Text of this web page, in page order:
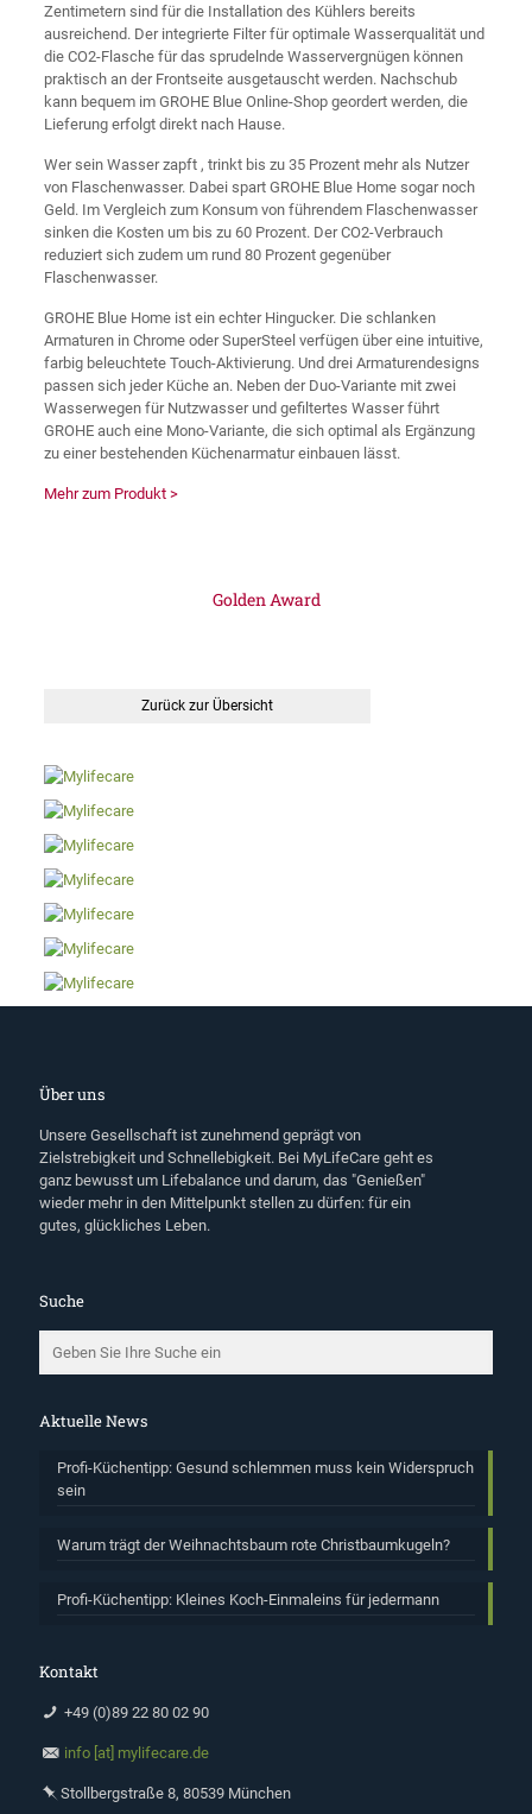
Zentimetern sind für die Installation des Kühlers bereits
ausreichend. Der integrierte Filter für optimale Wasserqualität und
die CO2-Flasche für das sprudelnde Wasservergnügen können
praktisch an der Frontseite ausgetauscht werden. Nachschub
kann bequem im GROHE Blue Online-Shop geordert werden, die
Lieferung erfolgt direkt nach Hause.
Wer sein Wasser zapft , trinkt bis zu 35 Prozent mehr als Nutzer
von Flaschenwasser. Dabei spart GROHE Blue Home sogar noch
Geld. Im Vergleich zum Konsum von führendem Flaschenwasser
sinken die Kosten um bis zu 60 Prozent. Der CO2-Verbrauch
reduziert sich zudem um rund 80 Prozent gegenüber
Flaschenwasser.
GROHE Blue Home ist ein echter Hingucker. Die schlanken
Armaturen in Chrome oder SuperSteel verfügen über eine intuitive,
farbig beleuchtete Touch-Aktivierung. Und drei Armaturendesigns
passen sich jeder Küche an. Neben der Duo-Variante mit zwei
Wasserwegen für Nutzwasser und gefiltertes Wasser führt
GROHE auch eine Mono-Variante, die sich optimal als Ergänzung
zu einer bestehenden Küchenarmatur einbauen lässt.
Mehr zum Produkt >
Golden Award
Zurück zur Übersicht
Über uns
Unsere Gesellschaft ist zunehmend geprägt von
Zielstrebigkeit und Schnellebigkeit. Bei MyLifeCare geht es
ganz bewusst um Lifebalance und darum, das "Genießen"
wieder mehr in den Mittelpunkt stellen zu dürfen: für ein
gutes, glückliches Leben.
Suche
Aktuelle News
Profi-Küchentipp: Gesund schlemmen muss kein Widerspruch
sein
Warum trägt der Weihnachtsbaum rote Christbaumkugeln?
Profi-Küchentipp: Kleines Koch-Einmaleins für jedermann
Kontakt
+49 (0)89 22 80 02 90
info [at] mylifecare.de
Stollbergstraße 8, 80539 München